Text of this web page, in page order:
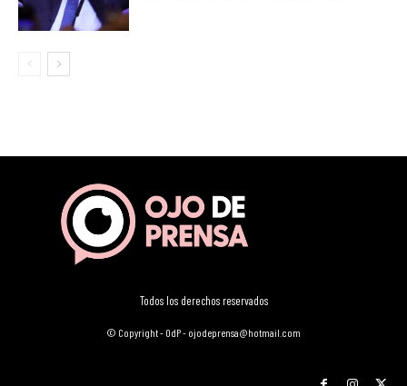
Todos los derechos reservados
© Copyright - OdP - ojodeprensa@hotmail.com